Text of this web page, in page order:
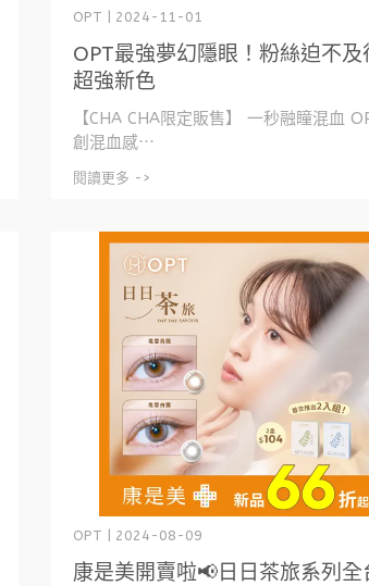
OPT最強夢幻隱眼！粉絲迫不及
超強新色
OPT | 2024-11-01
【CHA CHA限定販售】 一秒融瞳混血
創混血感⋯
閱讀更多 ->
康是美開賣啦📢日日茶旅系列全
OPT | 2024-08-09